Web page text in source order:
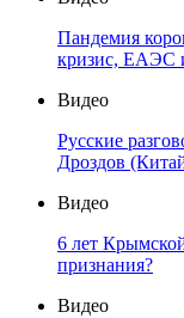
Пандемия
кризис, ЕАЭС
Видео
Русские
Дроздов
Видео
6 лет
признания?
Видео